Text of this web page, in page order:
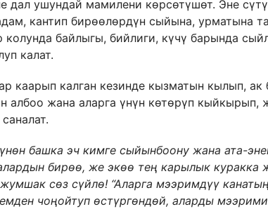
дал ушундай мамилени көрсөтүшөт. Эне
кантип бирөөлөрдүн сыйына, урматына
байлыгы, бийлиги, күчү барында
калат.
каарып калган кезинде кызматын кылып, ак
албоо жана аларга үнүн көтөрүп кыйкырып,
башка эч кимге сыйынбоону жана ата-
бирөө, же экөө тең карылык куракка
сөз сүйлө! “Аларга мээримдүү
чоңойтуп өстүргөндөй, аларды